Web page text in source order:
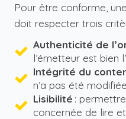
Pour être conforme, une
doit respecter trois
Authenticité de
l’émetteur est bien
Intégrité du
n’a pas été
Lisibilité :
concernée de lire